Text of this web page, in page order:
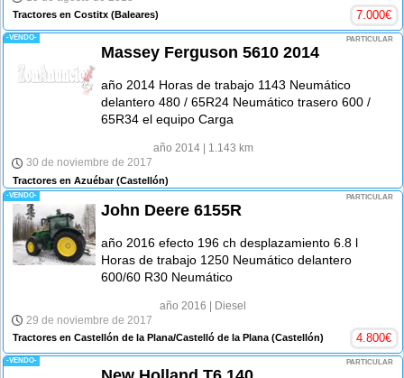
Tractores en Costitx (Baleares) 7.000€
-VENDO- PARTICULAR
Massey Ferguson 5610 2014
año 2014 Horas de trabajo 1143 Neumático
delantero 480 / 65R24 Neumático trasero 600 /
65R34 el equipo Carga
año 2014| 1.143 km
30 de noviembre de 2017
Tractores en Azuébar(Castellón)
-VENDO- PARTICULAR
John Deere 6155R
año 2016 efecto 196 ch desplazamiento 6.8 l
Horas de trabajo 1250 Neumático delantero
600/60 R30 Neumático
año 2016 | Diesel
29 de noviembre de 2017
Tractores en Castellón de la Plana/Castelló de la Plana (Castellón) 4.800€
-VENDO- PARTICULAR